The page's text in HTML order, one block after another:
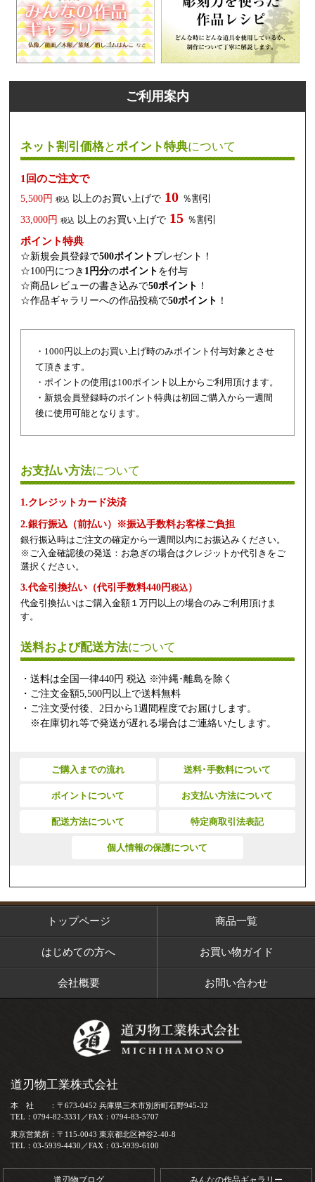
ご利用案内
ネット割引価格とポイント特典について
1回のご注文で
5,500円 税込 以上のお買い上げで 10 ％割引
33,000円 税込 以上のお買い上げで 15 ％割引
ポイント特典
☆新規会員登録で500ポイント プレゼント！
☆100円につき 1円分のポイント を付与
☆商品レビューの書き込みで50ポイント ！
☆作品ギャラリーへの作品投稿で50ポイント ！
・1000円以上のお買い上げ時のみポイント付与対象とさせ
て頂きます。
・ポイントの使用は100ポイント以上からご利用頂けます。
・新規会員登録時のポイント特典は初回ご購入から一週間
後に使用可能となります。
お支払い方法について
1.クレジットカード決済
2.銀行振込（前払い）※振込手数料お客様ご負担
銀行振込時はご注文の確定から一週間以内にお振込みください。
※ご入金確認後の発送：お急ぎの場合はクレジットか代引きをご
選択ください。
3.代金引換払い（代引手数料440円税込）
代金引換払いはご購入金額１万円以上の場合のみご利用頂けま
す。
送料および配送方法について
・送料は全国一律440円 税込 ※沖縄･離島を除く
・ご注文金額5,500円以上で送料無料
・ご注文受付後、2日から1週間程度でお届けします。
※在庫切れ等で発送が遅れる場合はご連絡いたします。
ご購入までの流れ 送料･手数料について
ポイントについて お支払い方法について
配送方法について 特定商取引法表記
個人情報の保護について
トップページ 商品一覧
はじめての方へ お買い物ガイド
会社概要 お問い合わせ
道刃物工業株式会社
本 社 ：〒673-0452 兵庫県三木市別所町石野945-32
TEL：0794-82-3331／FAX：0794-83-5707
東京営業所：〒115-0043 東京都北区神谷2-40-8
TEL：03-5939-4430／FAX：03-5939-6100
道刃物ブログ みんなの作品ギャラリー